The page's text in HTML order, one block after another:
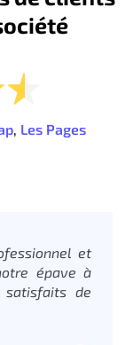
, Les Pages
et
épave à
satisfaits de